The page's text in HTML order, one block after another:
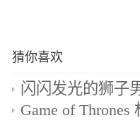
猜你喜欢